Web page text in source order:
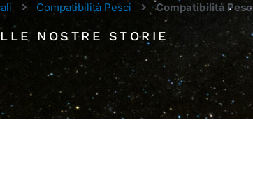
Compatibilità Pesci Compatibilità
NOSTRE STORIE